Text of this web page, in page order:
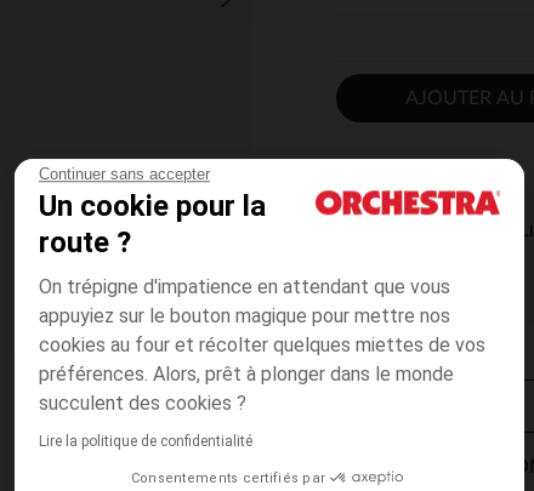
Continuer sans accepter
Un cookie pour la
route ?
On trépigne d'impatience en attendant que vous
appuyiez sur le bouton magique pour mettre nos
cookies au four et récolter quelques miettes de vos
préférences. Alors, prêt à plonger dans le monde
succulent des cookies ?
Lire la politique de confidentialité
Consentements certifiés par
AJOUTER AU
MODES DE